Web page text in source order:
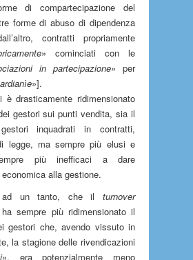
di compartecipazione del
forme di abuso di dipendenza
contratti propriamente
» cominciati con le
in partecipazione» per
»].
drasticamente ridimensionato
gestori sui punti vendita, sia il
inquadrati in contratti,
legge, ma sempre più elusi e
più inefficaci a dare
alla gestione.
ad un tanto, che il turnover
ha sempre più ridimensionato il
gestori che, avendo vissuto in
la stagione delle rivendicazioni
», era potenzialmente meno